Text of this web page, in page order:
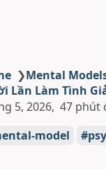
❯Mental
Lần Làm Tình
5, 2026 47 phút
model